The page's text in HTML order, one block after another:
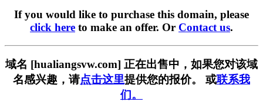
If you would like to purchase this domain, please
click here to make an offer. Or Contact us.
域名 [hualiangsvw.com] 正在出售中，如果您对该域
名感兴趣，请点击这里提供您的报价。 或联系我
们。